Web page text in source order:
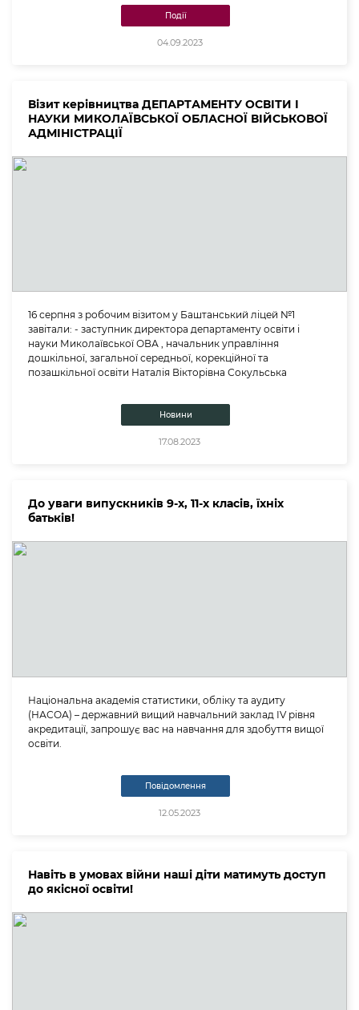
Події
04.09.2023
Візит керівництва ДЕПАРТАМЕНТУ ОСВІТИ І
НАУКИ МИКОЛАЇВСЬКОЇ ОБЛАСНОЇ ВІЙСЬКОВОЇ
АДМІНІСТРАЦІЇ
16 серпня з робочим візитом у Баштанський ліцей №1
завітали: - заступник директора департаменту освіти і
науки Миколаївської ОВА , начальник управління
дошкільної, загальної середньої, корекційної та
позашкільної освіти Наталія Вікторівна Сокульська
Новини
17.08.2023
До уваги випускників 9-х, 11-х класів, їхніх
батьків!
Національна академія статистики, обліку та аудиту
(НАСОА) – державний вищий навчальний заклад ІV рівня
акредитації, запрошує вас на навчання для здобуття вищої
освіти.
Повідомлення
12.05.2023
Навіть в умовах війни наші діти матимуть доступ
до якісної освіти!